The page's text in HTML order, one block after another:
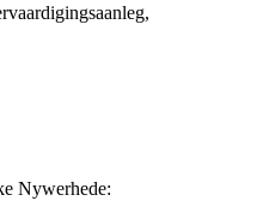
Nywerhede: